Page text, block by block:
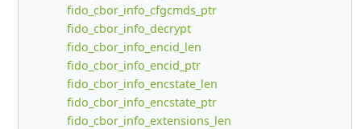
fido_cbor_info_cfgcmds_ptr
fido_cbor_info_decrypt
fido_cbor_info_encid_len
fido_cbor_info_encid_ptr
fido_cbor_info_encstate_len
fido_cbor_info_encstate_ptr
fido_cbor_info_extensions_len